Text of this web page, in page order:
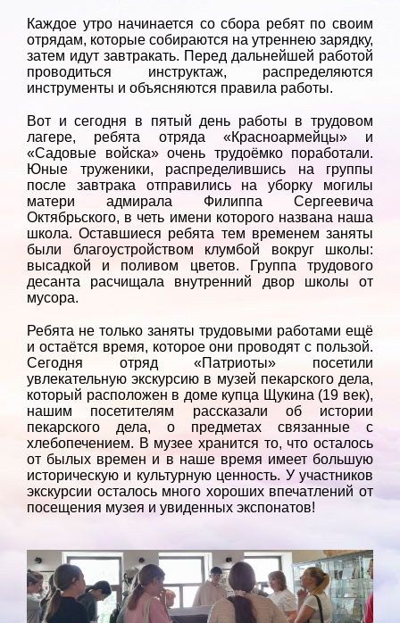
Каждое утро начинается со сбора ребят по своим
отрядам, которые собираются на утреннею зарядку,
затем идут завтракать. Перед дальнейшей работой
проводиться инструктаж, распределяются
инструменты и объясняются правила работы.
Вот и сегодня в пятый день работы в трудовом
лагере, ребята отряда «Красноармейцы» и
«Садовые войска» очень трудоёмко поработали.
Юные труженики, распределившись на группы
после завтрака отправились на уборку могилы
матери адмирала Филиппа Сергеевича
Октябрьского, в четь имени которого названа наша
школа. Оставшиеся ребята тем временем заняты
были благоустройством клумбой вокруг школы:
высадкой и поливом цветов. Группа трудового
десанта расчищала внутренний двор школы от
мусора.
Ребята не только заняты трудовыми работами ещё
и остаётся время, которое они проводят с пользой.
Сегодня отряд «Патриоты» посетили
увлекательную экскурсию в музей пекарского дела,
который расположен в доме купца Щукина (19 век),
нашим посетителям рассказали об истории
пекарского дела, о предметах связанные с
хлебопечением. В музее хранится то, что осталось
от былых времен и в наше время имеет большую
историческую и культурную ценность. У участников
экскурсии осталось много хороших впечатлений от
посещения музея и увиденных экспонатов!